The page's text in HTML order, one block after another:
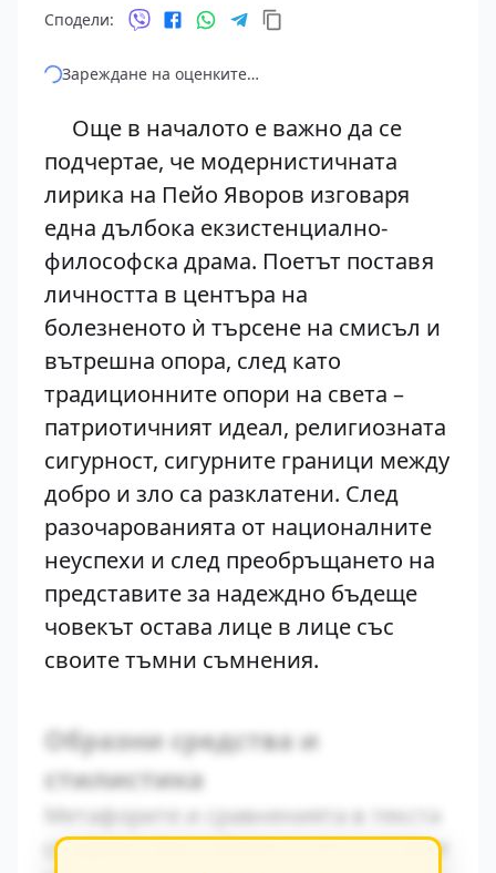
Сподели:
Зареждане на оценките…
Още в началото е важно да се
подчертае, че модернистичната
лирика на Пейо Яворов изговаря
една дълбока екзистенциално-
философска драма. Поетът поставя
личността в центъра на
болезненото ѝ търсене на смисъл и
вътрешна опора, след като
традиционните опори на света –
патриотичният идеал, религиозната
сигурност, сигурните граници между
добро и зло са разклатени. След
разочарованията от националните
неуспехи и след преобръщането на
представите за надеждно бъдеще
човекът остава лице в лице със
своите тъмни съмнения.
Образни средства и
стилистика
Метафорите и сравненията в текста
създават ярки образи, които остават